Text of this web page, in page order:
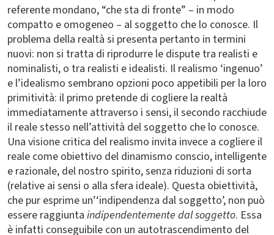
referente mondano, “che sta di fronte” – in modo
compatto e omogeneo – al soggetto che lo conosce. Il
problema della realtà si presenta pertanto in termini
nuovi: non si tratta di riprodurre le dispute tra realisti e
nominalisti, o tra realisti e idealisti. Il realismo ‘ingenuo’
e l’idealismo sembrano opzioni poco appetibili per la loro
primitività: il primo pretende di cogliere la realtà
immediatamente attraverso i sensi, il secondo racchiude
il reale stesso nell’attività del soggetto che lo conosce.
Una visione critica del realismo invita invece a cogliere il
reale come obiettivo del dinamismo conscio, intelligente
e razionale, del nostro spirito, senza riduzioni di sorta
(relative ai sensi o alla sfera ideale). Questa obiettività,
che pur esprime un’‘indipendenza dal soggetto’, non può
essere raggiunta indipendentemente dal soggetto. Essa
è infatti conseguibile con un autotrascendimento del